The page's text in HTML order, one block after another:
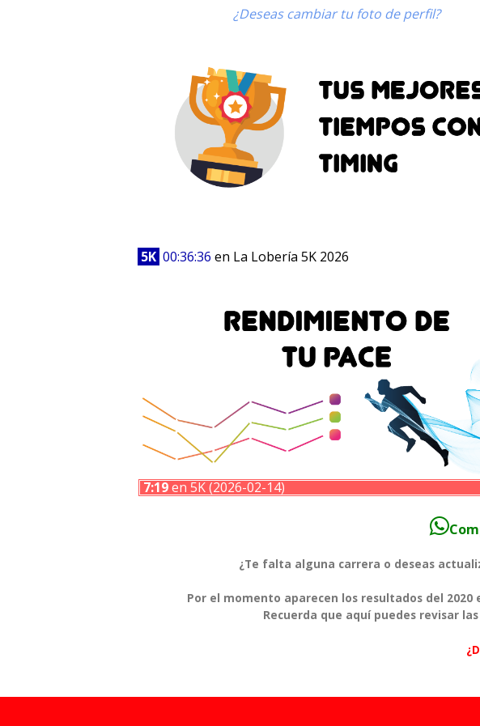
¿Deseas cambiar tu foto de perfil?
5K 00:36:36 en La Lobería 5K 2026
7:19en 5K (2026-02-14)
¿Te falta alguna carrera o deseas
Por el momento aparecen los resultados del
Recuerda que aquí puedes revisar